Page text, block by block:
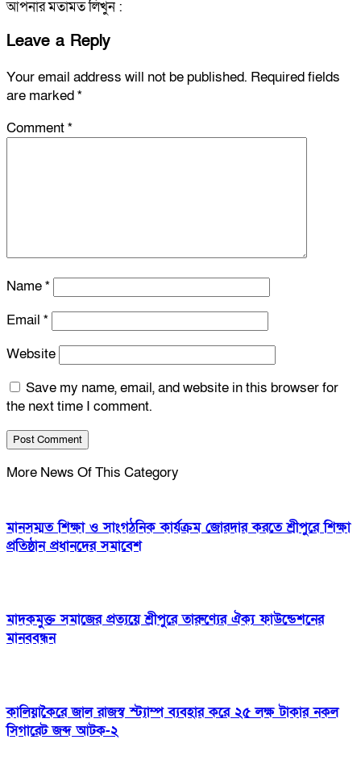
আপনার মতামত লিখুন :
Leave a Reply
Your email address will not be published. Required fields
are marked*
Comment*
Name*
Email *
Website
Save my name, email, and website in this browser for
the next time I comment.
More News Of This Category
মানসম্মত শিক্ষা ও সাংগঠনিক কার্যক্রম জোরদার করতে শ্রীপুরে শিক্ষা
প্রতিষ্ঠান প্রধানদের সমাবেশ
মাদকমুক্ত সমাজের প্রত্যয়ে শ্রীপুরে তারুণ্যের ঐক্য ফাউন্ডেশনের
মানববন্ধন
কালিয়াকৈরে জাল রাজস্ব স্ট্যাম্প ব্যবহার করে ২৫ লক্ষ টাকার নকল
সিগারেট জব্দ আটক-২